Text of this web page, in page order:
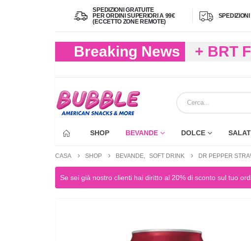
SPEDIZIONI GRATUITE
PER ORDINI SUPERIORI A 99€
(ECCETTO ZONE REMOTE)
Breaking News
+ BRT
(FINO A
SHOP BEVANDE DOLCE
CASA SHOP BEVANDE SOFT DRINK DR PEPPER
Se sei già nostro clienti hai diritto al 20% di sconto sul tuo